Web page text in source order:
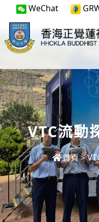
WeChat
VTC流動
首頁>